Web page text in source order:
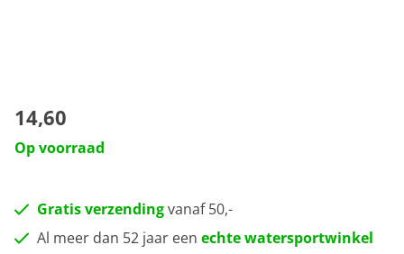
14,60
Op voorraad
Gratis verzendingvanaf 50,-
Al meer dan 52 jaar een echte watersportwinkel